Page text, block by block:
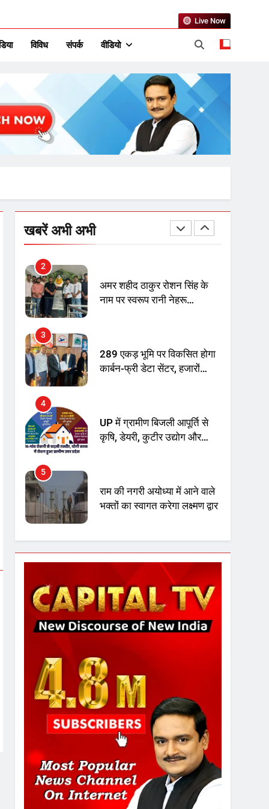
विविध संपर्क वीडियो
Live Now
खबरें अभी अभी
उत्तर प्रदेश में गांवों में बढ़ेंगी
सुविधाएं: 67% बढ़ा पंचायतों का
बजट
गाजा युद्धविराम को लेकर बड़ी खबरें
8
चुनाव से पहले लालू परिवार पर बड़ा
1
शहीद ठाकुर रोशन सिंह के नाम पर
2
अमर शहीद ठाकुर रोशन सिंह के
नाम पर स्वरूप रानी नेहरू
3
289 एकड़ भूमि पर विकसित होगा
कार्बन-फ्री डेटा सेंटर, हजारों
4
UP में ग्रामीण बिजली आपूर्ति से
कृषि, डेयरी, कुटीर उद्योग और
5
राम की नगरी अयोध्या में आने वाले
भक्तों का स्वागत करेगा लक्ष्मण द्वार
6
उत्तर प्रदेश में गांवों में बढ़ेंगी
सुविधाएं: 67% बढ़ा पंचायतों का
बजट
7
गाजा युद्धविराम को लेकर बड़ी खबरें
8
चुनाव से पहले लालू परिवार पर बड़ा
झटका, दिल्ली कोर्ट ने IRCTC
घोटाले में आरोप तय किए
SRN अस्पताल का नाम अमर
शहीद ठाकुर रोशन सिंह के नाम पर
करने की मांग तेज